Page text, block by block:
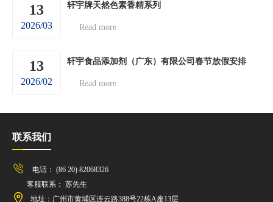
13
2026/03
轩宇牌天然色素香精系列
Read more
13
2026/02
轩宇食品添加剂（广东）有限公司春节放假安排
Read more
联系我们
电话： (86 20) 82068326
客服联系： 苏先生
地址：广州市黄埔区连云路388号22栋A座13层